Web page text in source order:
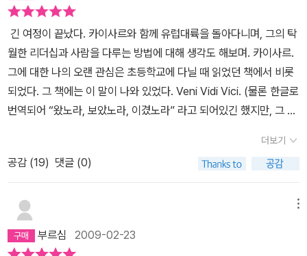
긴 여정이 끝났다. 카이사르와 함께 유럽대륙을 돌아다니며, 그의 탁
월한 리더십과 사람을 다루는 방법에 대해 생각도 해보며. 카이사르.
그에 대한 나의 오랜 관심은 초등학교에 다닐 때 읽었던 책에서 비롯
되었다. 그 책에는 이 말이 나와 있었다. Veni Vidi Vici. (물론 한글로
번역되어 “왔노라, 보았노라, 이겼노라” 라고 되어있긴 했지만, 그 뒤
한 말과 똑같은 말이라는 점이 의의랄까.)그 이후에는, 그런 대담한,
어쩌면 오히려 오만한 말을 어떤 인간이, 어떤 상황에서 어떤 일을 하
며 그런 말을 했는지 알고 싶었다. 당시의 초등학교 2학년 이라는 나
이는 컴퓨터를 쓸 나이도 아니고 그렇다고 내가 혼자서 도서관에 간
이고 조용한, 그렇다고 공부도 썩 잘하는 게 아닌 아이였다는 것을 생
더보기
공감 (19) 댓글 (0)
부르심 2009-02-23